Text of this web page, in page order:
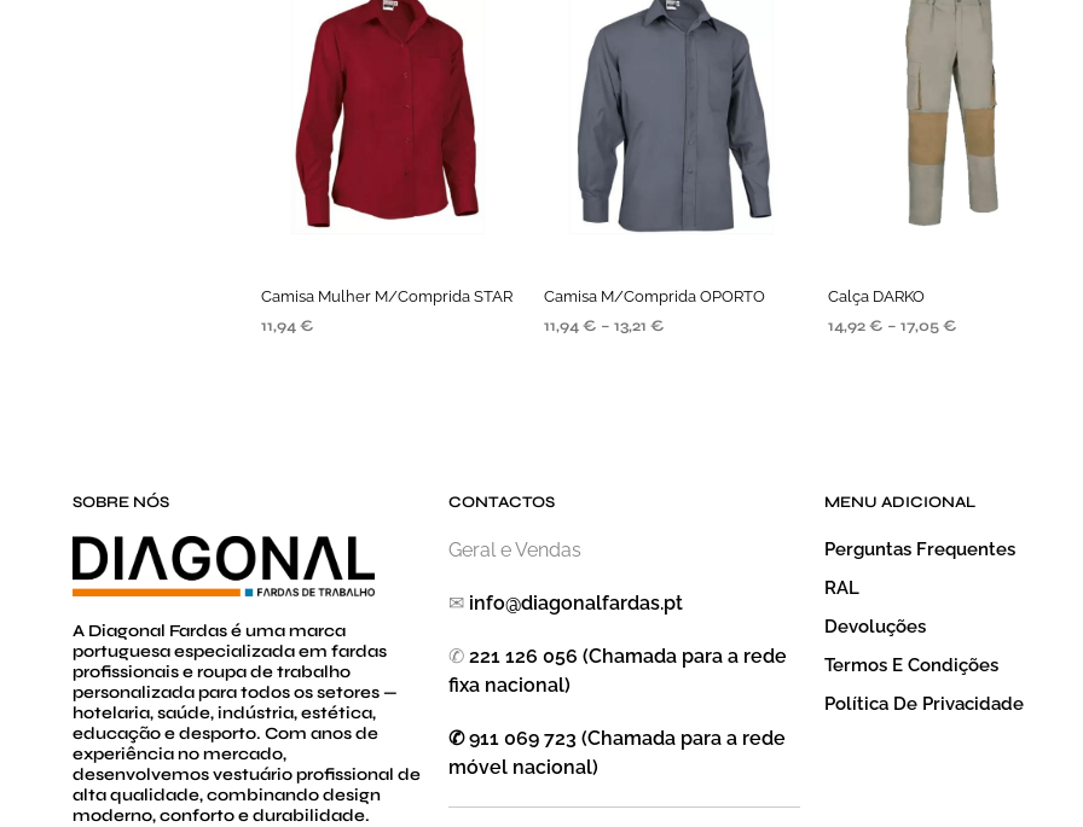
Camisa Mulher M/Comprida STAR
11,94€
Camisa M/Comprida OPORTO
11,94€ – 13,21 €
Calça DARKO
14,92€ – 17,05€
SOBRE NÓS
A Diagonal Fardas é uma marca
portuguesa especializada em fardas
profissionais e roupa de trabalho
personalizada para todos os setores —
hotelaria, saúde, indústria, estética,
educação e desporto. Com anos de
experiência no mercado,
desenvolvemos vestuário profissional de
alta qualidade, combinando design
moderno, conforto e durabilidade.
CONTACTOS
Geral e Vendas
✉ info@diagonalfardas.pt
✆ 221 126 056 (Chamada para a rede
fixa nacional)
✆ 911 069 723 (Chamada para a rede
móvel nacional)
MENU ADICIONAL
Perguntas Frequentes
RAL
Devoluções
Termos E Condições
Política De Privacidade